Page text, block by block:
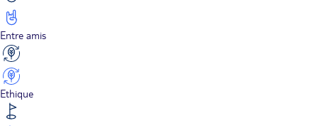
Entre amis
Ethique